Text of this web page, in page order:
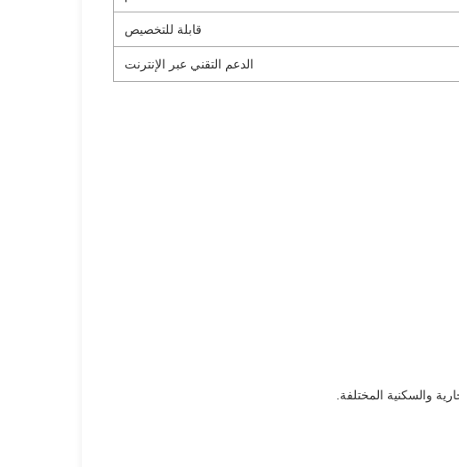
قابلة للتخصيص
الدعم التقني عبر الإنترنت
والسكنية المختلفة.